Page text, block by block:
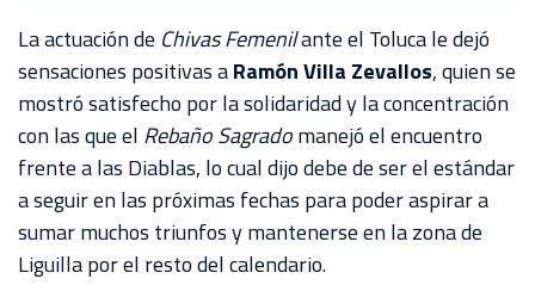
REBAÑO
CHIVAS
TIENDA
CHIVAS
CHIVASTV
ESTADIO
La actuación de Chivas Femenilante el Toluca le dejó
sensaciones positivas aRamón Villa Zevallos, quien se
mostró satisfecho por la solidaridad y la concentración
con las que el Rebaño Sagradomanejó el encuentro
frente a las Diablas, lo cual dijo debe de ser el estándar
a seguir en las próximas fechas para poder aspirar a
sumar muchos triunfos y mantenerse en la zona de
Liguilla por el resto del calendario.